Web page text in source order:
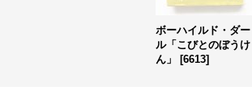
ボーハイルド・ダー
ル「こびとのぼうけ
ん」
[6613]